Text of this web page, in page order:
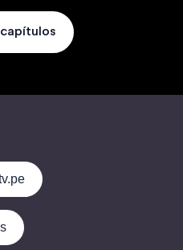
capítulos